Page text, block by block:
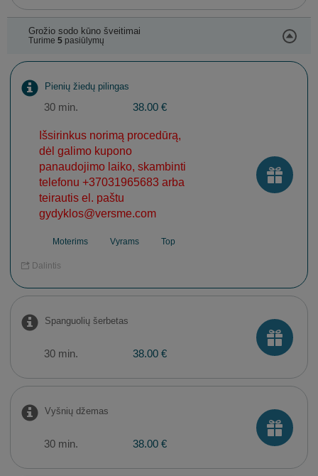
Grožio sodo kūno šveitimai
Turime 5pasiūlymų
Pienių žiedų pilingas
30 min. 38.00 €
Išsirinkus norimą procedūrą,
dėl galimo kupono
panaudojimo laiko, skambinti
telefonu +37031965683 arba
teirautis el. paštu
gydyklos@versme.com
Moterims Vyrams Top
Dalintis
Spanguolių šerbetas
30 min. 38.00 €
Vyšnių džemas
30 min. 38.00 €